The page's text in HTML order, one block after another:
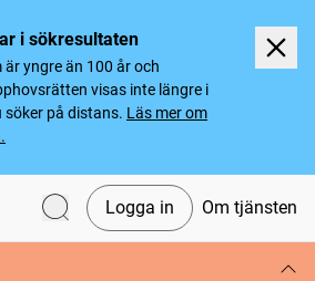
i sökresultaten
yngre än 100 år och
visas inte längre i
på distans. Läs mer om
Logga in Om tjänsten